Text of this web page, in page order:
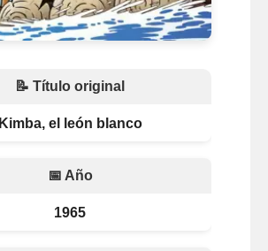
📝 Título original
Kimba, el león blanco
📅 Año
1965